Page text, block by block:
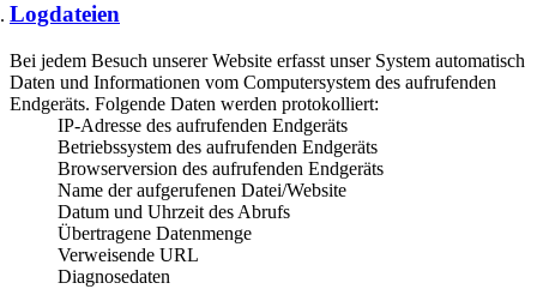
Logdateien
Bei jedem Besuch unserer Website erfasst unser System automatisch
Daten und Informationen vom Computersystem des aufrufenden
Endgeräts. Folgende Daten werden protokolliert:
IP-Adresse des aufrufenden Endgeräts
Betriebssystem des aufrufenden Endgeräts
Browserversion des aufrufenden Endgeräts
Name der aufgerufenen Datei/Website
Datum und Uhrzeit des Abrufs
Übertragene Datenmenge
Verweisende URL
Diagnosedaten